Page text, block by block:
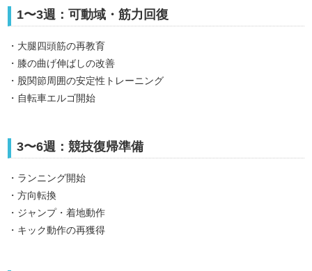
1〜3週：可動域・筋力回復
・大腿四頭筋の再教育
・膝の曲げ伸ばしの改善
・股関節周囲の安定性トレーニング
・自転車エルゴ開始
3〜6週：競技復帰準備
・ランニング開始
・方向転換
・ジャンプ・着地動作
・キック動作の再獲得